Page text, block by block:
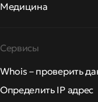
Медицина
Сервисы
Whois – проверить
Определить IP адрес